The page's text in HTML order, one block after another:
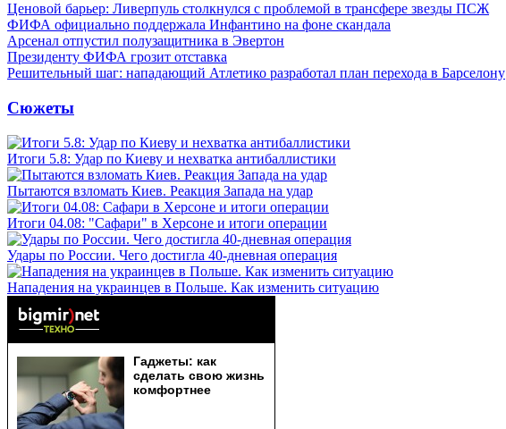
Ценовой барьер: Ливерпуль столкнулся с проблемой в трансфере звезды ПСЖ
ФИФА официально поддержала Инфантино на фоне скандала
Арсенал отпустил полузащитника в Эвертон
Президенту ФИФА грозит отставка
Решительный шаг: нападающий Атлетико разработал план перехода в Барселону
Сюжеты
Итоги 5.8: Удар по Киеву и нехватка антибаллистики
Пытаются взломать Киев. Реакция Запада на удар
Итоги 04.08: "Сафари" в Херсоне и итоги операции
Удары по России. Чего достигла 40-дневная операция
Нападения на украинцев в Польше. Как изменить ситуацию